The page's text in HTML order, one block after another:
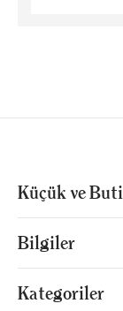
Küçük ve
Bilgiler
Kategoriler